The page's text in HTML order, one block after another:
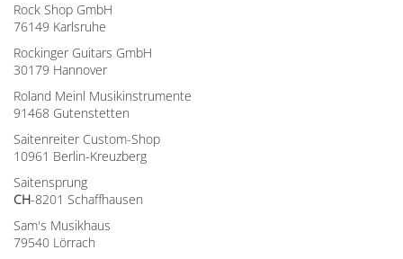
Rock Shop GmbH
76149 Karlsruhe
Rockinger Guitars GmbH
30179 Hannover
Roland Meinl Musikinstrumente
91468 Gutenstetten
Saitenreiter Custom-Shop
10961 Berlin-Kreuzberg
Saitensprung
CH-8201 Schaffhausen
Sam's Musikhaus
79540 Lörrach